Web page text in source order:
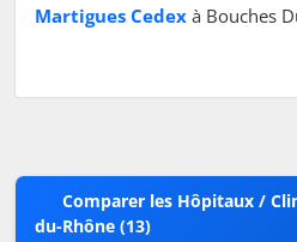
Martigues Cedex à Bouches
Comparer les Hôpitaux /
du-Rhône (13)